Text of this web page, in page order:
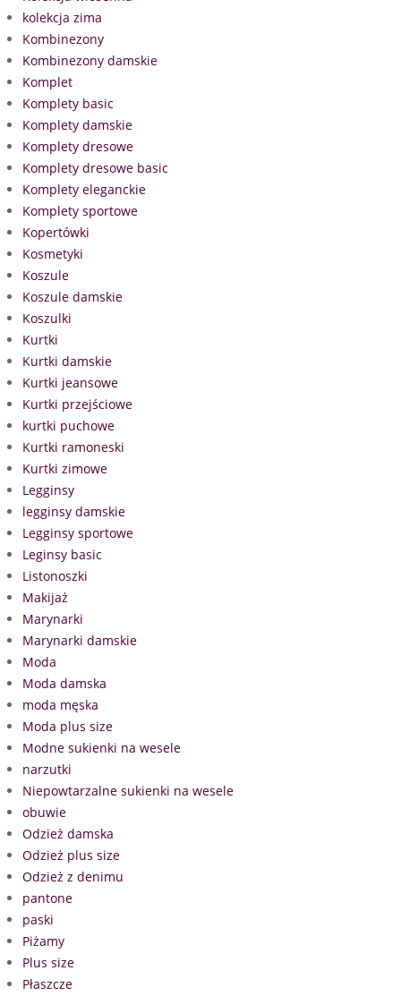
kolekcja zima
Kombinezony
Kombinezony damskie
Komplet
Komplety basic
Komplety damskie
Komplety dresowe
Komplety dresowe basic
Komplety eleganckie
Komplety sportowe
Kopertówki
Kosmetyki
Koszule
Koszule damskie
Koszulki
Kurtki
Kurtki damskie
Kurtki jeansowe
Kurtki przejściowe
kurtki puchowe
Kurtki ramoneski
Kurtki zimowe
Legginsy
legginsy damskie
Legginsy sportowe
Leginsy basic
Listonoszki
Makijaż
Marynarki
Marynarki damskie
Moda
Moda damska
moda męska
Moda plus size
Modne sukienki na wesele
narzutki
Niepowtarzalne sukienki na wesele
obuwie
Odzież damska
Odzież plus size
Odzież z denimu
pantone
paski
Piżamy
Plus size
Płaszcze